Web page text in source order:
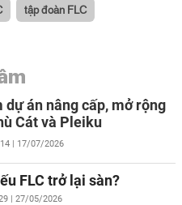
tập đoàn FLC
dự án nâng cấp, mở rộng
Cát và Pleiku
| 17/07/2026
FLC trở lại sàn?
| 27/05/2026